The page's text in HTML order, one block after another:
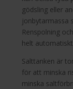
gödsling eller
jonbytarmassa
Renspolning
helt
Salttanken är
för att minska
minska